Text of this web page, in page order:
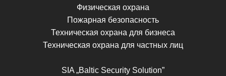
Физическая охрана
Пожарная безопасность
Техническая охрана для бизнеса
Техническая охрана для частных лиц
SIA „Baltic Security Solution”